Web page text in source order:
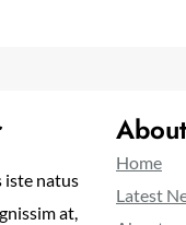
iste natus
at,
About
Home
Latest